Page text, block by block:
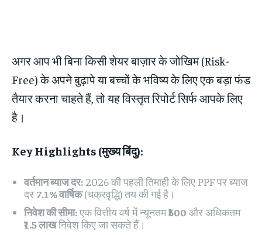
अगर आप भी बिना किसी शेयर बाज़ार के जोखिम (Risk-
Free) के अपने बुढ़ापे या बच्चों के भविष्य के लिए एक बड़ा फंड
तैयार करना चाहते हैं, तो यह विस्तृत रिपोर्ट सिर्फ आपके लिए
है।
Key Highlights (मुख्य बिंदु):
वर्तमान ब्याज दर: 2026 की पहली तिमाही के लिए PPF पर ब्याज
दर 7.1% वार्षिक(चक्रवृद्धि) तय की गई है।
निवेश की सीमा:एक वित्तीय वर्ष में न्यूनतम₹500 और अधिकतम
₹1.5 लाखनिवेश किए जा सकते हैं।